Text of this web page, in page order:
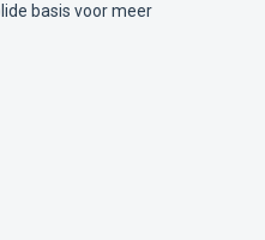
basis voor meer